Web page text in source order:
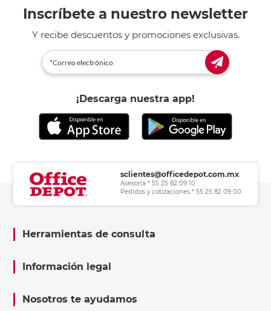
Inscríbete a nuestro newsletter
Y recibe descuentos y promociones exclusivas.
¡Descarga nuestra app!
sclientes@officedepot.com.mx
Asesoría * 55 25 82 09 10
Pedidos y cotizaciones * 55 25 82 09 00
Herramientas de consulta
Información legal
Nosotros te ayudamos